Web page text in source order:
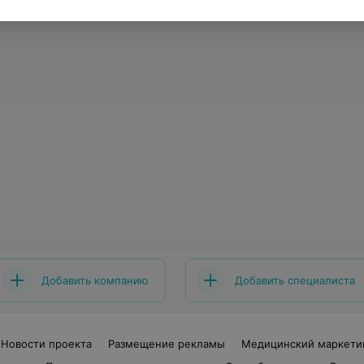
Добавить компанию Добавить специалиста
Новости проекта Размещение рекламы
Медицинский